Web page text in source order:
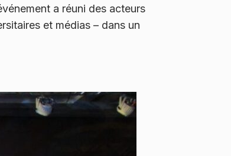
a réuni des acteurs
et médias – dans un